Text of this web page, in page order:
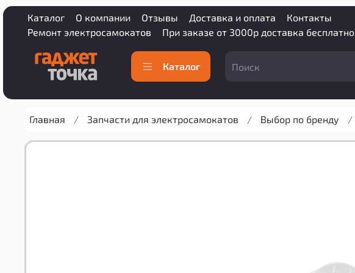
Каталог О компании Отзывы Доставка и оплата
Контакты
Ремонт электросамокатов
При заказе от 3000р доставка бесплатно
Каталог
Главная Запчасти для электросамокатов Выбор по бренду